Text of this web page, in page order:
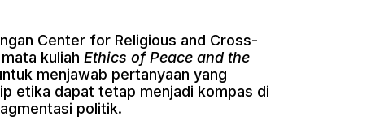
Center for Religious and Cross-
kuliah Ethics of Peace and the
menjawab pertanyaan yang
etika dapat tetap menjadi kompas di
politik.